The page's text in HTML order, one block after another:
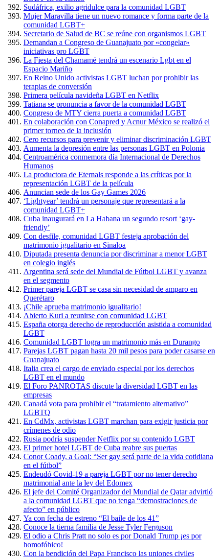
Sudáfrica, exilio agridulce para la comunidad LGBT
Mujer Maravilla tiene un nuevo romance y forma parte de la
comunidad LGBT+
Secretario de Salud de BC se reúne con organismos LGBT
Demandan a Congreso de Guanajuato por «congelar»
iniciativas pro LGBT
La Fiesta del Chamamé tendrá un escenario Lgbt en el
Espacio Mariño
En Reino Unido activistas LGBT luchan por prohibir las
terapias de conversión
Primera película navideña LGBT en Netflix
Tatiana se pronuncia a favor de la comunidad LGBT
Congreso de MTY cierra puerta a comunidad LGBT
En colaboración con Conapred y Acnur México se realizó el
primer torneo de la inclusión
Cero recursos para prevenir y eliminar discriminación LGBT
Aumenta la depresión entre las personas LGBT en Polonia
Centroamérica conmemora día Internacional de Derechos
Humanos
La productora de Eternals responde a las críticas por la
representación LGBT de la película
Anuncian sede de los Gay Games 2026
‘Lightyear’ tendrá un personaje que representará a la
comunidad LGBT+
Cuba inaugurará en La Habana un segundo resort ‘gay-
friendly’
Con desfile, comunidad LGBT festeja aprobación del
matrimonio igualitario en Sinaloa
Diputada presenta denuncia por discriminar a menor LGBT
en colegio inglés
Argentina será sede del Mundial de Fútbol LGBT y avanza
en el segmento
Primer pareja LGBT se casa sin necesidad de amparo en
Querétaro
¡Chile aprueba matrimonio igualitario!
Abierto Kuri a reunirse con comunidad LGBT
España otorga derecho de reproducción asistida a comunidad
LGBT
Comunidad LGBT logra un matrimonio más en Durango
Parejas LGBT pagan hasta 20 mil pesos para poder casarse en
Guanajuato
Italia crea el cargo de enviado especial por los derechos
LGBT en el mundo
El Foro PANROTAS discute la diversidad LGBT en las
empresas
Canadá vota para prohibir el “tratamiento alternativo”
LGBTQ
En CdMx, activistas LGBT marchan para exigir justicia por
crímenes de odio
Rusia podría suspender Netflix por su contenido LGBT
El primer hotel LGBT de Cuba reabre sus puertas
Conor Coady, a Goal: “Ser gay será parte de la vida cotidiana
en el fútbol”
Endeudó Covid-19 a pareja LGBT por no tener derecho
matrimonial ante la ley del Edomex
El jefe del Comité Organizador del Mundial de Qatar advirtió
a la comunidad LGBT que no tenga “demostraciones de
afecto” en público
Ya con fecha de estreno “El baile de los 41”
Conoce la tierna familia de Jesse Tyler Ferguson
El odio a Chris Pratt no solo es por Donald Trump ¡es por
homofóbico!
Con la bendición del Papa Francisco las uniones civiles